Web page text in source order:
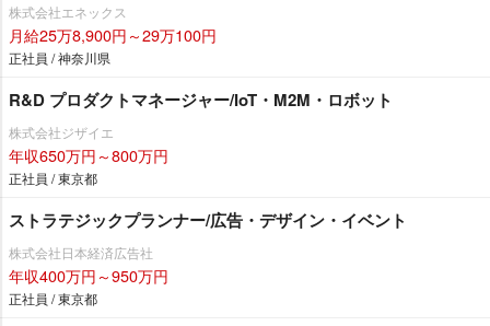
株式会社エネックス
月給25万8,900円～29万100円
正社員 / 神奈川県
R&D プロダクトマネージャー/IoT・M2M・ロボット
株式会社ジザイエ
年収650万円～800万円
正社員 / 東京都
ストラテジックプランナー/広告・デザイン・イベント
株式会社日本経済広告社
年収400万円～950万円
正社員 / 東京都